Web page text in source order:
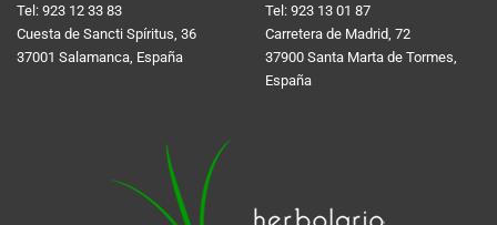
Tel: 923 12 33 83
Cuesta de Sancti Spí­ritus, 36
37001 Salamanca, España
Tel: 923 13 01 87
Carretera de Madrid, 72
37900 Santa Marta de Tormes,
España